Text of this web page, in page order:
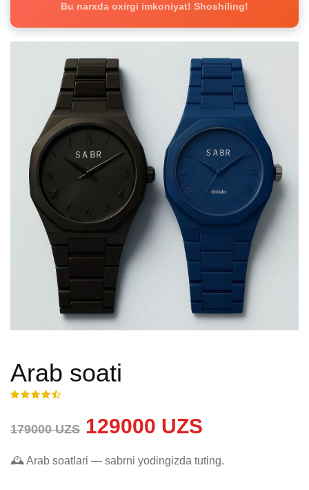
Bu narxda oxirgi imkoniyat! Shoshiling!
Arab soati
179000 UZS 129000 UZS
🕰 Arab soatlari — sabrni yodingizda tuting.